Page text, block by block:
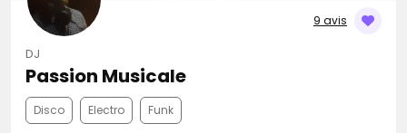
9 avis
DJ
Passion Musicale
Disco Electro Funk